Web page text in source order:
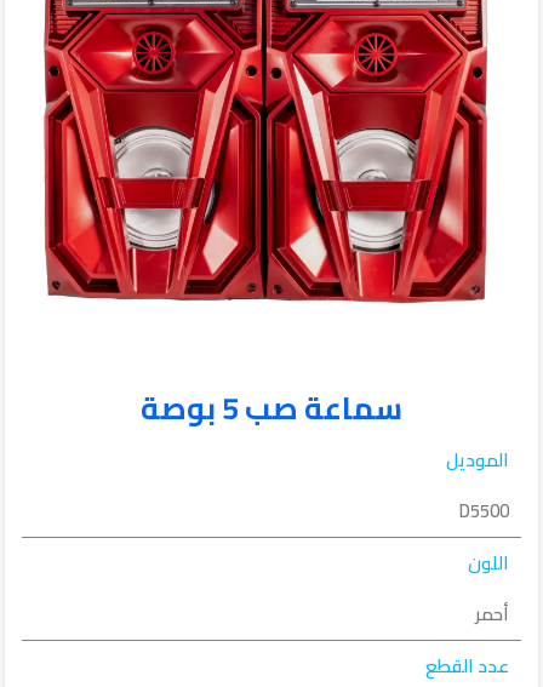
سماعة صب 5 بوصة
الموديل
D5500
اللون
أحمر
عدد القطع